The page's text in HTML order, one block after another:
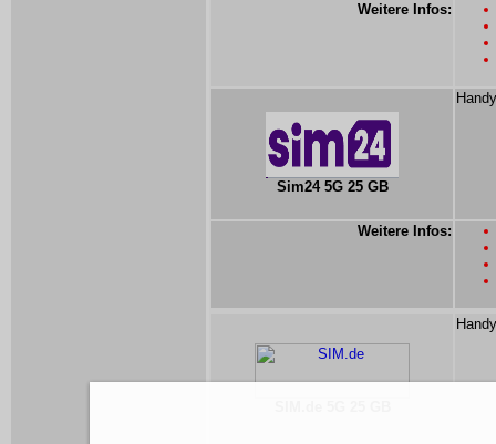
Weitere Infos:
Sim24 5G 25 GB
Weitere Infos: